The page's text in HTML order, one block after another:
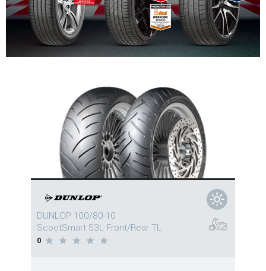
DUNLOP 100/80-10
ScootSmart 53L Front/Rear TL
0